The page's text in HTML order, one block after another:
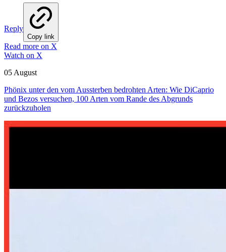
Reply
Copy link
Read more on X
Watch on X
05 August
Phönix unter den vom Aussterben bedrohten Arten: Wie DiCaprio
und Bezos versuchen, 100 Arten vom Rande des Abgrunds
zurückzuholen